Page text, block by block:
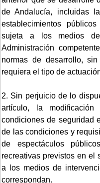
de Andalucía, incluidas
establecimientos
sujeta a los medios
Administración
normas de desarrollo,
requiera el tipo de
2. Sin perjuicio de lo
artículo, la
condiciones de seguridad
de las condiciones y
de espectáculos
recreativas previstos en el
a los medios de
correspondan.